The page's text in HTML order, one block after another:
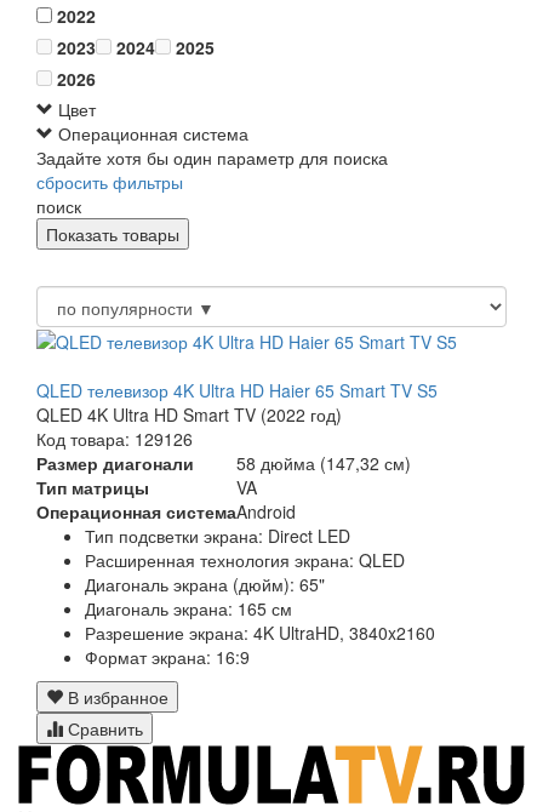
2022
2023
2024
2025
2026
Цвет
Операционная система
Задайте хотя бы один параметр для поиска
сбросить фильтры
поиск
QLED телевизор 4K Ultra HD Haier 65 Smart TV S5
QLED 4K Ultra HD Smart TV (2022 год)
Код товара: 129126
Размер диагонали
58 дюйма (147,32 см)
Тип матрицы
VA
Операционная системаAndroid
Тип подсветки экрана: Direct LED
Расширенная технология экрана: QLED
Диагональ экрана (дюйм): 65"
Диагональ экрана: 165 см
Разрешение экрана: 4K UltraHD, 3840x2160
Формат экрана: 16:9
В избранное
Сравнить